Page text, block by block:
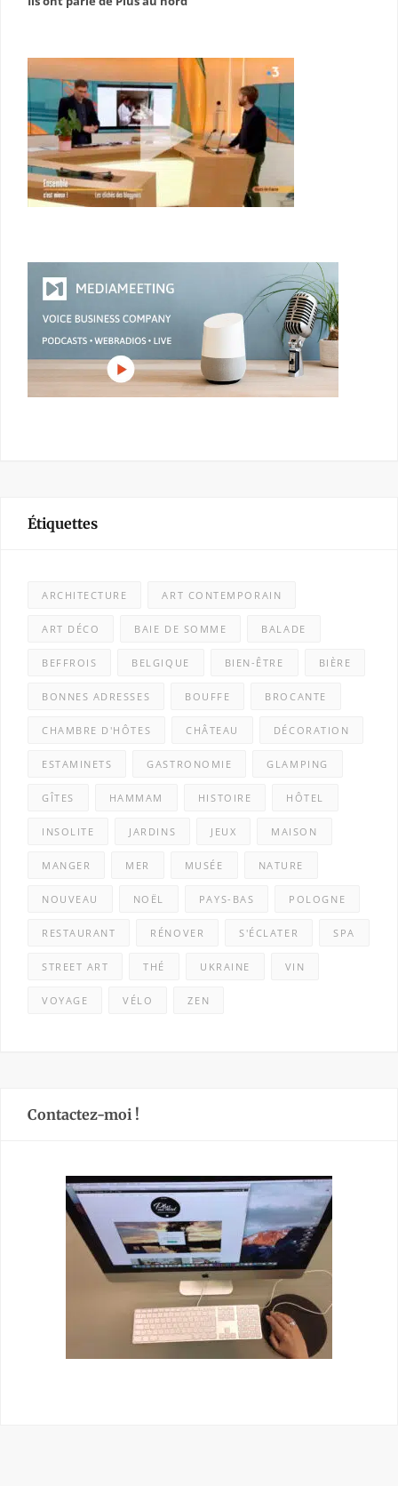
Étiquettes
ARCHITECTURE ART CONTEMPORAIN
ART DÉCO BAIE DE SOMME BALADE
BEFFROIS BELGIQUE BIEN-ÊTRE BIÈRE
BONNES ADRESSES BOUFFE BROCANTE
CHAMBRE D'HÔTES CHÂTEAU DÉCORATION
ESTAMINETS GASTRONOMIE GLAMPING
GÎTES HAMMAM HISTOIRE HÔTEL
INSOLITE JARDINS JEUX MAISON
MANGER MER MUSÉE NATURE
NOUVEAU NOËL PAYS-BAS POLOGNE
RESTAURANT RÉNOVER S'ÉCLATER SPA
STREET ART THÉ UKRAINE VIN
VOYAGE VÉLO ZEN
Contactez-moi !